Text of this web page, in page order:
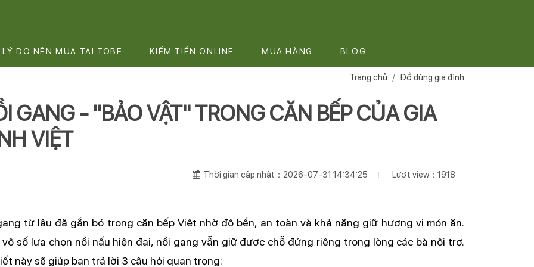
LÝ DO NÊN MUA TẠI TOBE KIẾM TIỀN ONLINE MUA HÀNG BLOG
Trang chủ Đồ dùng gia đình
GANG - "BẢO VẬT" TRONG CĂN BẾP CỦA GIA
VIỆT
Thời gian cập nhật：2026-07-31 14:34:25 Lượt view：1918
từ lâu đã gắn bó trong căn bếp Việt nhờ độ bền, an toàn và khả năng giữ hương vị món ăn.
vô số lựa chọn nồi nấu hiện đại, nồi gang vẫn giữ được chỗ đứng riêng trong lòng các bà nội trợ.
này sẽ giúp bạn trả lời 3 câu hỏi quan trọng: